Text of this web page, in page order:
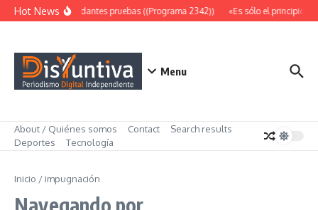
Saltar al contenido
Hot News Abundantes pruebas ((Programa 2342)) «Es sólo el principio»
Menu
About / Quiénes somos Contact
Search results
Deportes
Tecnología
Inicio / impugnación
Navegando por